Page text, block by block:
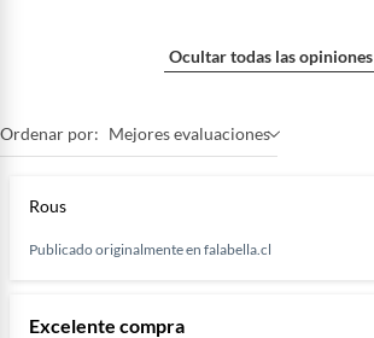
Ocultar todas las opiniones
Ordenar por: Mejores evaluaciones
Rous
Publicado originalmente en falabella.cl
Excelente compra